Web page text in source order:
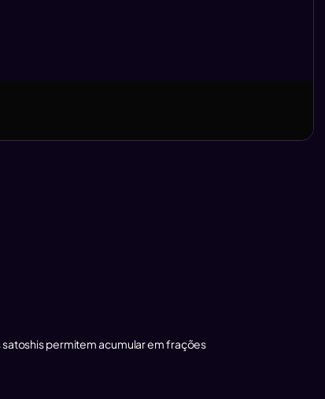
satoshis permitem acumular em frações